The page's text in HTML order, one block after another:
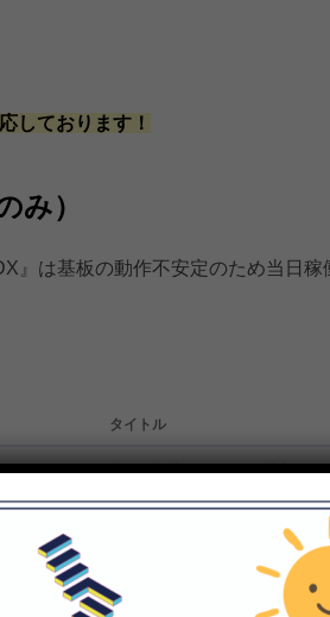
しております！
み）
』は基板の動作不安定のため当日
タイトル
機動戦士ガンダム 連邦vs.
機動戦士ガンダム 連邦vs.
機動戦士Ζガンダム エゥ